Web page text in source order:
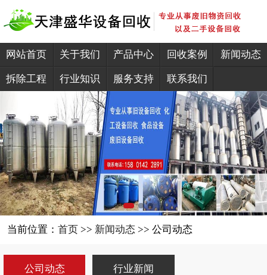
网站首页 关于我们 产品中心 回收案例 新闻动态
拆除工程 行业知识 服务支持 联系我们
当前位置： 首页>> 新闻动态>> 公司动态
公司动态 行业新闻